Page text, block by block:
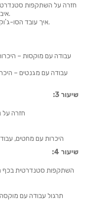
חזרה על השתקפות
איברים מעל ומתחת קו סרעפת, ציור האיברים.
איך עובד הסו-ג'וק – הפעלת מנגנוני ריפוי עצמיים בסו-ג'וק.
עבודה עם מוקסות –
עבודה עם מגנטים –
שיעור 3:
חזרה על
היכרות עם מחטים,
שיעור 4:
השתקפות סטנדרטית בכף
תרגול עבודה עם